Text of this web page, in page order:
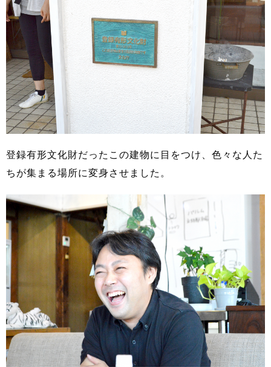
登録有形文化財だったこの建物に目をつけ、色々な人た
ちが集まる場所に変身させました。